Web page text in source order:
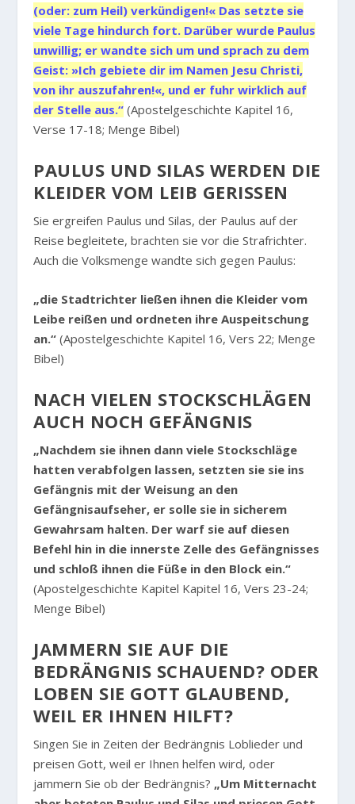
(oder: zum Heil) verkündigen!« Das setzte sie
viele Tage hindurch fort. Darüber wurde Paulus
unwillig; er wandte sich um und sprach zu dem
Geist: »Ich gebiete dir im Namen Jesu Christi,
von ihr auszufahren!«, und er fuhr wirklich auf
der Stelle aus.“ (Apostelgeschichte Kapitel 16,
Verse 17-18; Menge Bibel)
PAULUS UND SILAS WERDEN DIE
KLEIDER VOM LEIB GERISSEN
Sie ergreifen Paulus und Silas, der Paulus auf der
Reise begleitete, brachten sie vor die Strafrichter.
Auch die Volksmenge wandte sich gegen Paulus:
„die Stadtrichter ließen ihnen die Kleider vom
Leibe reißen und ordneten ihre Auspeitschung
an.“ (Apostelgeschichte Kapitel 16, Vers 22; Menge
Bibel)
NACH VIELEN STOCKSCHLÄGEN
AUCH NOCH GEFÄNGNIS
„Nachdem sie ihnen dann viele Stockschläge
hatten verabfolgen lassen, setzten sie sie ins
Gefängnis mit der Weisung an den
Gefängnisaufseher, er solle sie in sicherem
Gewahrsam halten. Der warf sie auf diesen
Befehl hin in die innerste Zelle des Gefängnisses
und schloß ihnen die Füße in den Block ein.“
(Apostelgeschichte Kapitel Kapitel 16, Vers 23-24;
Menge Bibel)
JAMMERN SIE AUF DIE
BEDRÄNGNIS SCHAUEND? ODER
LOBEN SIE GOTT GLAUBEND,
WEIL ER IHNEN HILFT?
Singen Sie in Zeiten der Bedrängnis Loblieder und
preisen Gott, weil er Ihnen helfen wird, oder
jammern Sie ob der Bedrängnis? „Um Mitternacht